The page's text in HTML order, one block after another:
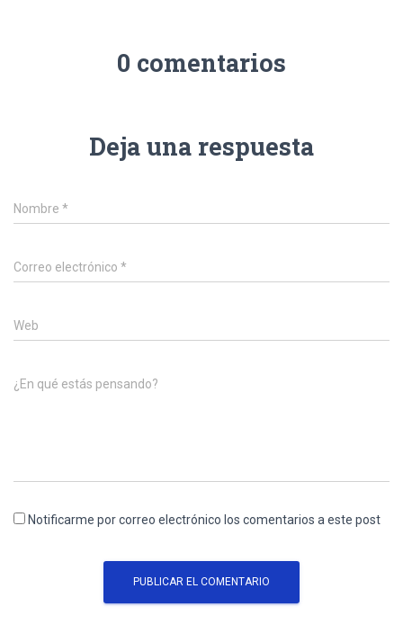
0 comentarios
Deja una respuesta
Nombre *
Correo electrónico *
Web
¿En qué estás pensando?
Notificarme por correo electrónico los comentarios a este post